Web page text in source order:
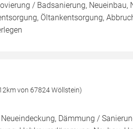
/ Badsanierung,
Öltankentsorgung,
von 67824 Wöllstein)
Dämmung /